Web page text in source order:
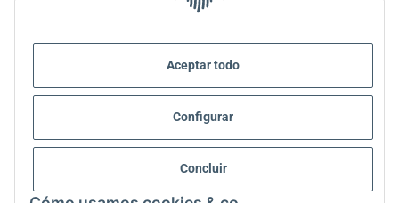
Aceptar todo
Configurar
Concluir